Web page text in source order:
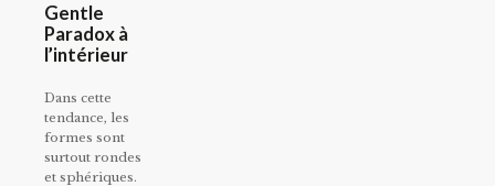
Gentle
Paradox à
l’intérieur
Dans cette
tendance, les
formes sont
surtout rondes
et sphériques.